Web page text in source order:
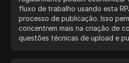
fluxo de trabalho usando esta
processo de publicação. Isso
concentrem mais na criação de
questões técnicas de upload e